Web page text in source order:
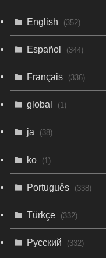
English (352)
Español (344)
Français (336)
global (1)
ja (38)
ko (1)
Português (338)
Türkçe (332)
Русский (332)